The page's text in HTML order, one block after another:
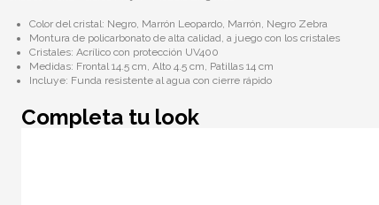
Color del cristal: Negro, Marrón Leopardo, Marrón, Negro Zebra
Montura de policarbonato de alta calidad, a juego con los cristales
Cristales: Acrílico con protección UV400
Medidas: Frontal 14.5 cm, Alto 4.5 cm, Patillas 14 cm
Incluye: Funda resistente al agua con cierre rápido
Completa tu look